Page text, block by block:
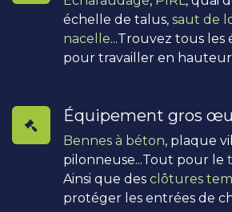
échelle de talus, saut de
nacelle...Trouvez tous
pour travailler en
Équipement gros
Bennes à béton, plaque
pilonneuse...Tout pour le
Ainsi que des clôtures
protéger les entrées de